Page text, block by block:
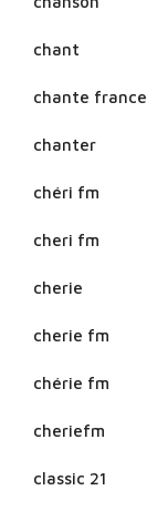
chant
chante france
chanter
chéri fm
cheri fm
cherie
cherie fm
chérie fm
cheriefm
classic 21